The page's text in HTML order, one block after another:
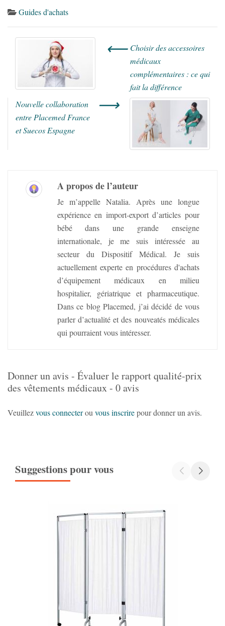
Guides d'achats
⟵ Choisir des accessoires
médicaux
complémentaires : ce qui
fait la différence
Nouvelle collaboration
entre Placemed France
et Suecos Espagne
⟶
A propos de l’auteur
Je m’appelle Natalia. Après une longue
expérience en import-export d’articles pour
bébé dans une grande enseigne
internationale, je me suis intéressée au
secteur du Dispositif Médical. Je suis
actuellement experte en procédures d'achats
d’équipement médicaux en milieu
hospitalier, gériatrique et pharmaceutique.
Dans ce blog Placemed, j’ai décidé de vous
parler d’actualité et des nouveatés médicales
qui pourraient vous intéresser.
Donner un avis - Évaluer le rapport qualité-prix
des vêtements médicaux - 0 avis
Veuillezvous connecterou vous inscrirepour donner un avis.
Suggestions pour vous